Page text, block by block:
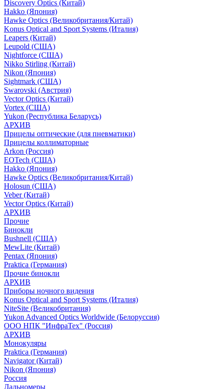
Discovery Optics (Китай)
Hakko (Япония)
Hawke Optics (Великобритания/Китай)
Konus Optical and Sport Systems (Италия)
Leapers (Китай)
Leupold (США)
Nightforce (США)
Nikko Stirling (Китай)
Nikon (Япония)
Sightmark (США)
Swarovski (Австрия)
Vector Optics (Китай)
Vortex (США)
Yukon (Республика Беларусь)
АРХИВ
Прицелы оптические (для пневматики)
Прицелы коллиматорные
Arkon (Россия)
EOTech (США)
Hakko (Япония)
Hawke Optics (Великобритания/Китай)
Holosun (США)
Veber (Китай)
Vector Optics (Китай)
АРХИВ
Прочие
Бинокли
Bushnell (США)
MewLite (Китай)
Pentax (Япония)
Praktica (Германия)
Прочие бинокли
АРХИВ
Приборы ночного видения
Konus Optical and Sport Systems (Италия)
NiteSite (Великобритания)
Yukon Advanced Optics Worldwide (Белоруссия)
ООО НПК "ИнфраТех" (Россия)
АРХИВ
Монокуляры
Praktica (Германия)
Navigator (Китай)
Nikon (Япония)
Россия
Дальномеры